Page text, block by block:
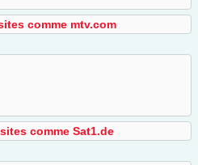
comme mtv.com
comme Sat1.de